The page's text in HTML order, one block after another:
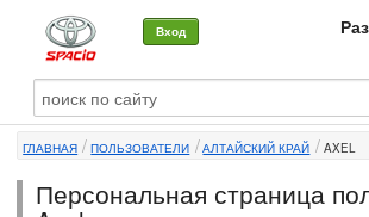
Вход
О машине
Автоклуб
Форумы
ГЛАВНАЯ ПОЛЬЗОВАТЕЛИ АЛТАЙСКИЙ КРАЙ AXEL
Персональная страница